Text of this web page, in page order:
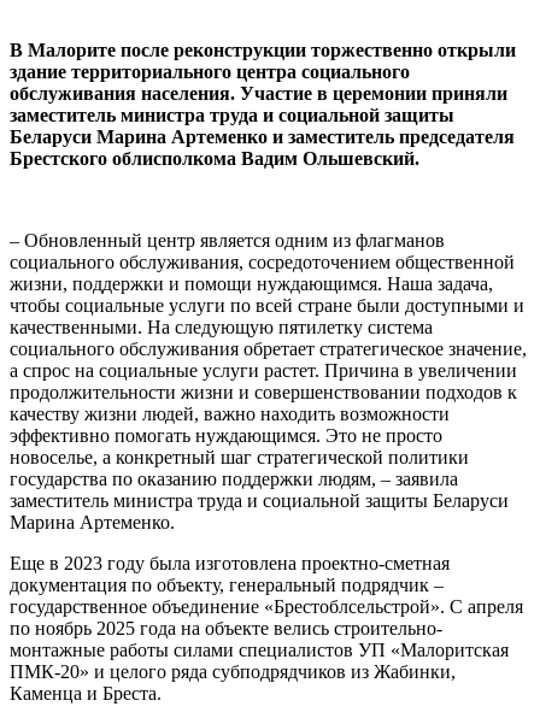
В Малорите после реконструкции торжественно открыли
здание территориального центра социального
обслуживания населения. Участие в церемонии приняли
заместитель министра труда и социальной защиты
Беларуси Марина Артеменко и заместитель председателя
Брестского облисполкома Вадим Ольшевский.
– Обновленный центр является одним из флагманов
социального обслуживания, сосредоточением общественной
жизни, поддержки и помощи нуждающимся. Наша задача,
чтобы социальные услуги по всей стране были доступными и
качественными. На следующую пятилетку система
социального обслуживания обретает стратегическое значение,
а спрос на социальные услуги растет. Причина в увеличении
продолжительности жизни и совершенствовании подходов к
качеству жизни людей, важно находить возможности
эффективно помогать нуждающимся. Это не просто
новоселье, а конкретный шаг стратегической политики
государства по оказанию поддержки людям, – заявила
заместитель министра труда и социальной защиты Беларуси
Марина Артеменко.
Еще в 2023 году была изготовлена проектно-сметная
документация по объекту, генеральный подрядчик –
государственное объединение «Брестоблсельстрой». С апреля
по ноябрь 2025 года на объекте велись строительно-
монтажные работы силами специалистов УП «Малоритская
ПМК-20» и целого ряда субподрядчиков из Жабинки,
Каменца и Бреста.